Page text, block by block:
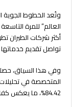
وتُعد الخطوط الجوية
أكثر شركات الطيران
تواصل تقديم
المتخصصة في تحليلات
84.42%، ما يعكس كفاءة تشغيلية عالية واستقرارًا في الأداء.